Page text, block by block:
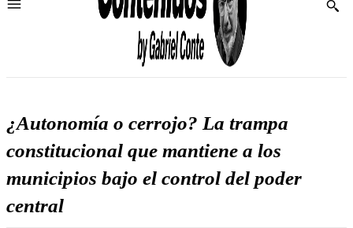
¿Autonomía o cerrojo? La trampa
constitucional que mantiene a los
municipios bajo el control del poder
central